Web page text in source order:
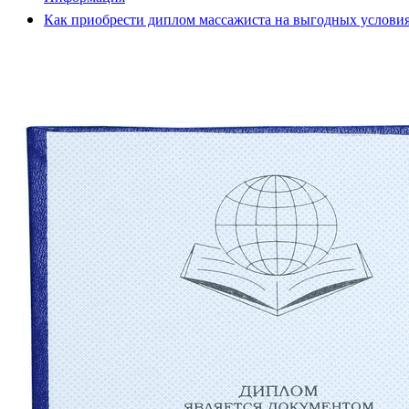
Как приобрести диплом массажиста на выгодных